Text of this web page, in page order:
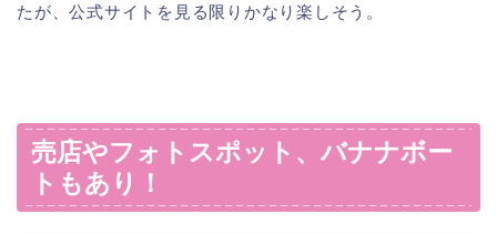
たが、公式サイトを見る限りかなり楽しそう。
売店やフォトスポット、バナナボー
トもあり！